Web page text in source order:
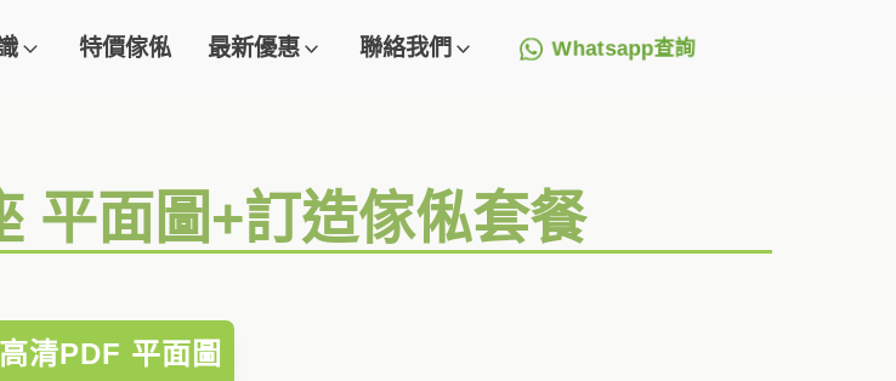
特價傢俬 最新優惠 聯絡我們 Whatsapp查詢
平面圖+訂造傢俬套餐
清PDF 平面圖